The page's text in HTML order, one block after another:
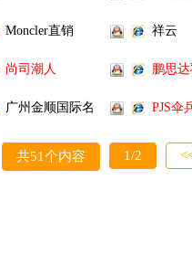
Moncler直销 祥云
尚司潮人 鹏思
发
广州金顺国际名 PJS伞
共51个内容 1/2